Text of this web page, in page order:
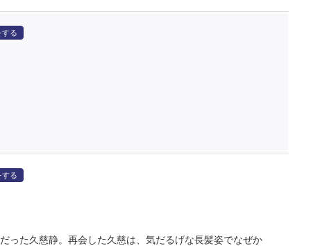
する
する
った久慈静。再会した久慈は、気だるげな長髪姿でなぜか